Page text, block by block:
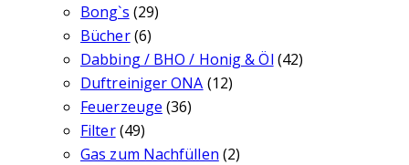
Bong`s (29)
Bücher(6)
Dabbing / BHO / Honig & Öl (42)
Duftreiniger ONA (12)
Feuerzeuge (36)
Filter(49)
Gas zum Nachfüllen (2)